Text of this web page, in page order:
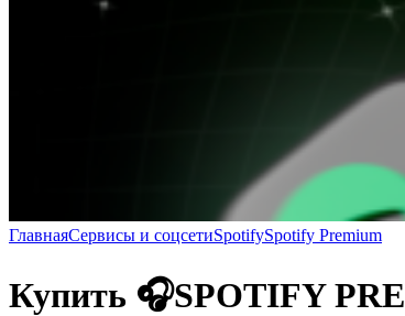
ГлавнаяСервисы и соцсетиSpotifySpotify Premium
Купить 🎧SPOTIFY